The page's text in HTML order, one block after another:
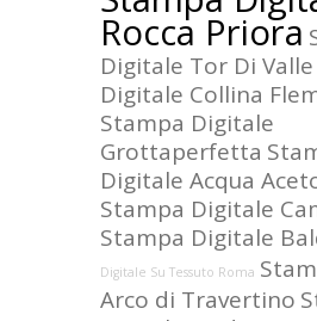
Rocca Priora
Digitale Tor Di Valle
Digitale Collina
Stampa Digitale
Grottaperfetta
Digitale Acqua
Stampa Digitale
Stampa Digitale
Digitale Su Tessuto Roma
Arco di Travertino